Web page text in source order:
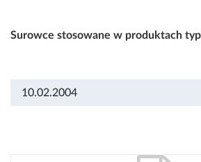
Surowce stosowane w produktach
10.02.2004